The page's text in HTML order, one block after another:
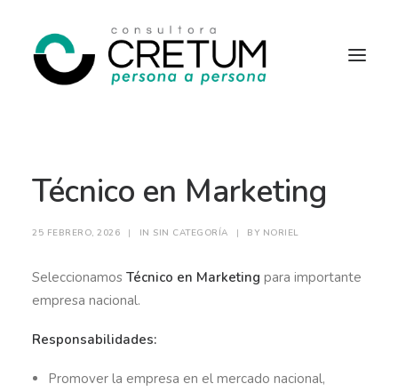
SERVICIOS
SOBRE NOSOTROS
Técnico en Marketing
25 FEBRERO, 2026 | IN SIN CATEGORÍA | BY NORIEL
Seleccionamos Técnico en Marketing para importante
empresa nacional.
Responsabilidades:
Promover la empresa en el mercado nacional,